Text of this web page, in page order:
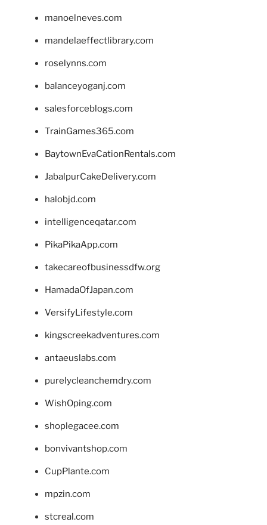
manoelneves.com
mandelaeffectlibrary.com
roselynns.com
balanceyoganj.com
salesforceblogs.com
TrainGames365.com
BaytownEvaCationRentals.com
JabalpurCakeDelivery.com
halobjd.com
intelligenceqatar.com
PikaPikaApp.com
takecareofbusinessdfw.org
HamadaOfJapan.com
VersifyLifestyle.com
kingscreekadventures.com
antaeuslabs.com
purelycleanchemdry.com
WishOping.com
shoplegacee.com
bonvivantshop.com
CupPlante.com
mpzin.com
stcreal.com